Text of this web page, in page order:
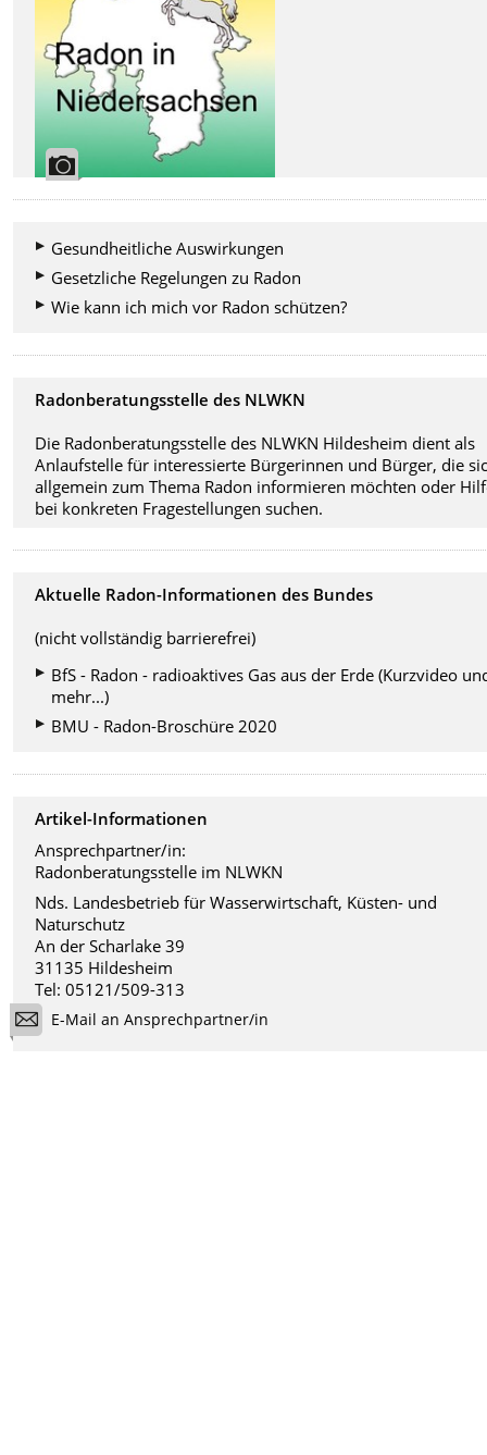
Gesundheitliche Auswirkungen
Gesetzliche Regelungen zu Radon
Wie kann ich mich vor Radon schützen?
Radonberatungsstelle des NLWKN
Die Radonberatungsstelle des NLWKN Hildesheim dient als
Anlaufstelle für interessierte Bürgerinnen und Bürger, die
allgemein zum Thema Radon informieren möchten oder
bei konkreten Fragestellungen suchen.
Aktuelle Radon-Informationen des Bundes
(nicht vollständig barrierefrei)
BfS - Radon - radioaktives Gas aus der Erde (Kurzvideo
mehr...)
BMU - Radon-Broschüre 2020
Artikel-Informationen
Ansprechpartner/in:
Radonberatungsstelle im NLWKN
Nds. Landesbetrieb für Wasserwirtschaft, Küsten- und
Naturschutz
An der Scharlake 39
31135 Hildesheim
Tel: 05121/509-313
E-Mail an Ansprechpartner/in